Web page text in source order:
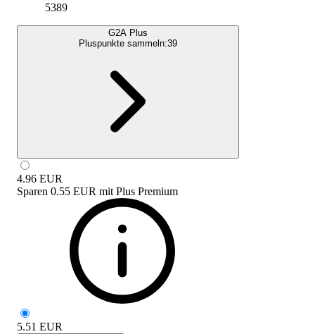
5389
G2A Plus
Pluspunkte sammeln:39
4.96 EUR
Sparen 0.55 EUR mit Plus Premium
5.51 EUR